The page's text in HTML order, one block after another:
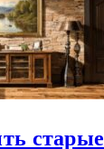
старые